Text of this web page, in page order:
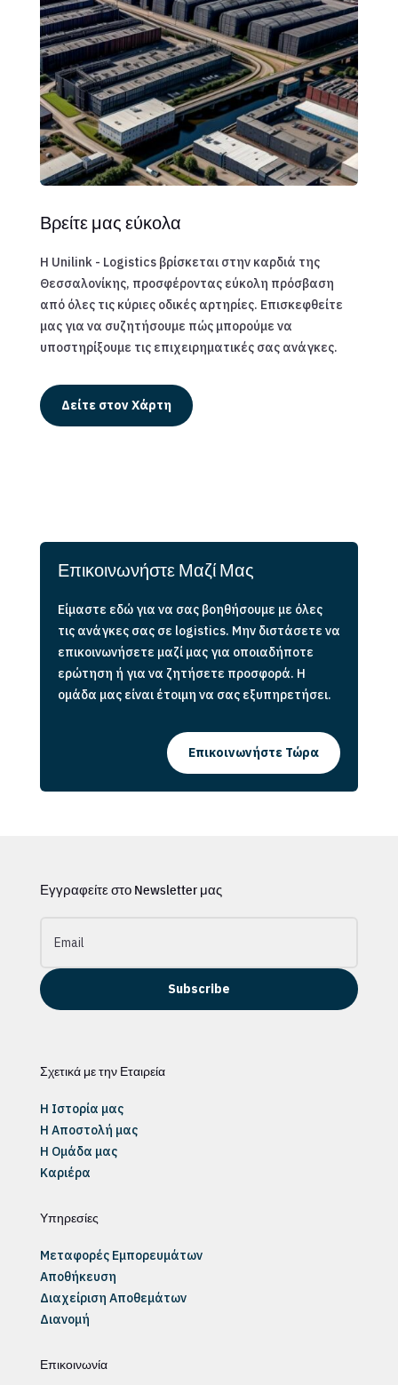
Βρείτε μας εύκολα
Η Unilink - Logistics βρίσκεται στην καρδιά της
Θεσσαλονίκης, προσφέροντας εύκολη πρόσβαση
από όλες τις κύριες οδικές αρτηρίες. Επισκεφθείτε
μας για να συζητήσουμε πώς μπορούμε να
υποστηρίξουμε τις επιχειρηματικές σας ανάγκες.
Δείτε στον Χάρτη
Επικοινωνήστε Μαζί Μας
Είμαστε εδώ για να σας βοηθήσουμε με όλες
τις ανάγκες σας σε logistics. Μην διστάσετε να
επικοινωνήσετε μαζί μας για οποιαδήποτε
ερώτηση ή για να ζητήσετε προσφορά. Η
ομάδα μας είναι έτοιμη να σας εξυπηρετήσει.
Επικοινωνήστε Τώρα
Εγγραφείτε στο Newsletter μας
Subscribe
Σχετικά με την Εταιρεία
Η Ιστορία μας
Η Αποστολή μας
Η Ομάδα μας
Καριέρα
Υπηρεσίες
Μεταφορές Εμπορευμάτων
Αποθήκευση
Διαχείριση Αποθεμάτων
Διανομή
Επικοινωνία